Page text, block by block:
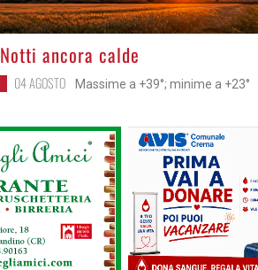
>
Notti ancora calde
04 AGOSTO Massime a +39°; minime a +23°